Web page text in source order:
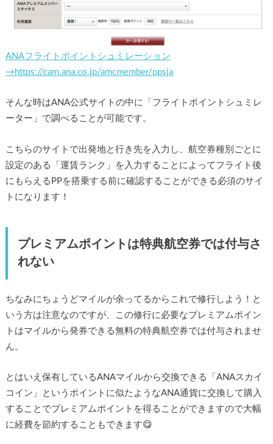
ANAフライトポイントシュミレーション
→https://cam.ana.co.jp/amcmember/ppsja
そんな時はANA公式サイトの中に「フライトポイントシュミレ
ーター」で調べることが可能です。
こちらのサイトで出発地と行き先を入力し、航空券種別ごとに
設定のある「運賃ランク」を入力することによってフライト後
にもらえるPPを搭乗する前に確認することができる必須のサイ
トになります！
プレミアムポイントは特典航空券では付与さ
れない
ちなみにちょうどマイルが余ってるからこれで修行しよう！と
いう方は注意なのですが、この修行に必要なプレミアムポイン
トはマイルから発券できる無料の特典航空券では付与されませ
ん。
とはいえ保有しているANAマイルから交換できる「ANAスカイ
コイン」というポイントに似たようなANA通貨に交換して購入
することでプレミアムポイントを得ることができますので大幅
に経費を節約することもできます😋